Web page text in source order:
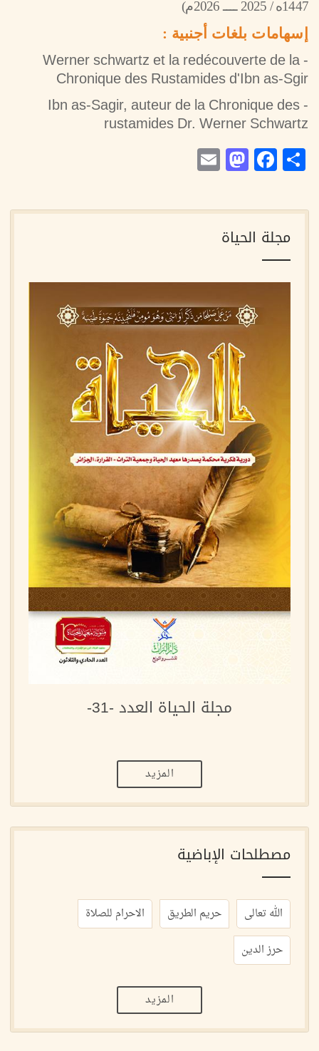
1447ه / 2025 ــــ 2026م)
إسهامات بلغات أجنبية :
- Werner schwartz et la redécouverte de la
Chronique des Rustamides d'Ibn as-Sgir
- Ibn as-Sagir, auteur de la Chronique des
rustamides Dr. Werner Schwartz
Share
Facebook
Mastodon
مجلة الحياة
مجلة الحياة العدد -31-
المزيد
مصطلحات الإباضية
الله تعالى حريم الطريق
الاحرام للصلاة
حرز الدين
المزيد